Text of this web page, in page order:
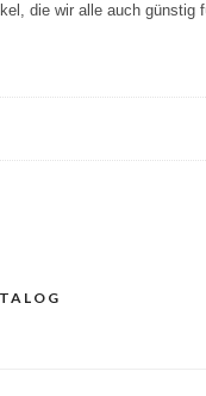
die wir alle auch günstig